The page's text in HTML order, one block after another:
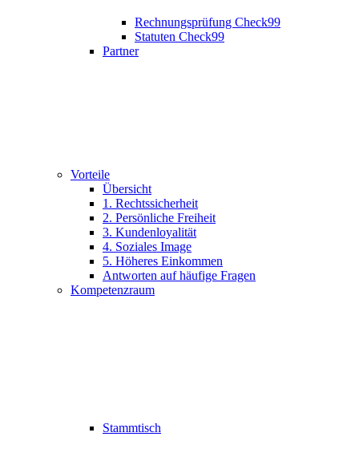
Rechnungsprüfung Check99
Statuten Check99
Partner
Vorteile
Übersicht
1. Rechtssicherheit
2. Persönliche Freiheit
3. Kundenloyalität
4. Soziales Image
5. Höheres Einkommen
Antworten auf häufige Fragen
Kompetenzraum
Stammtisch